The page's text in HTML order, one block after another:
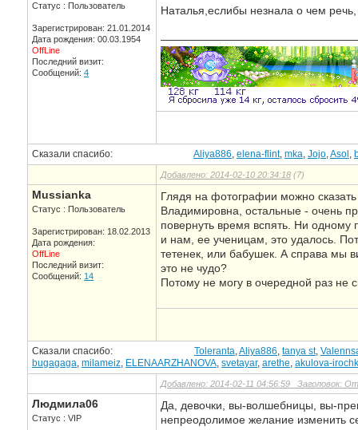
Статус : Пользователь
Зарегистрирован: 21.01.2014
Дата рождения: 00.03.1954
OffLine
Последний визит:
Сообщений: 4
Наталья,еслибы незнала о чем
Сказали спасибо: Aliya886, elena-flint, mka, Jojo,Asol ,
Добавлено: 2014-02-10 20:34:18 (7)
Mussianka
Статус : Пользователь
Зарегистрирован: 18.02.2013
Дата рождения:
OffLine
Последний визит:
Сообщений: 14
Глядя на фотографии можно
Владимировна, остальные - очень
повернуть время вспять. Ни одному
и нам, ее ученицам, это удалось.
тетенек, или бабушек. А справа мы
это не чудо?
Потому не могу в очередной раз не
Сказали спасибо: Toleranta,Aliya886, tanya st,
bugagaga, milameiz, ELENAARZHANOVA, svetayar, arethe, akulova-
Добавлено: 2014-02-11 04:56:59 Заголовок:
Людмила06
Статус : VIP
Да, девочки, вы-волшебницы, вы-
непреодолимое желание изменить